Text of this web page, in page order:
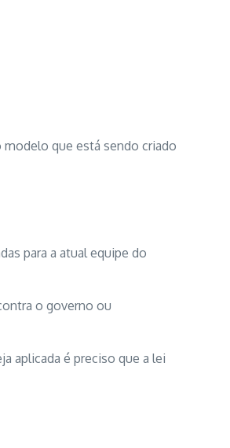
que está sendo criado
para a atual equipe do
o governo ou
aplicada é preciso que a lei